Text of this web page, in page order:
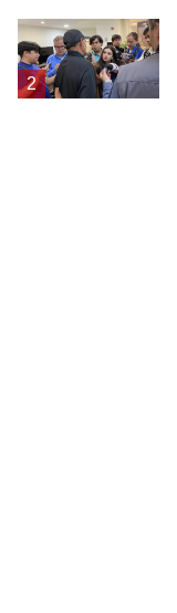
2